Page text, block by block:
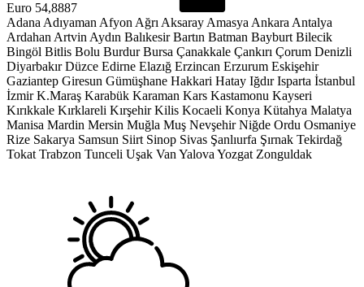
Euro 54,8887
Adana Adıyaman Afyon Ağrı Aksaray Amasya Ankara Antalya
Ardahan Artvin Aydın Balıkesir Bartın Batman Bayburt Bilecik
Bingöl Bitlis Bolu Burdur Bursa Çanakkale Çankırı Çorum Denizli
Diyarbakır Düzce Edirne Elazığ Erzincan Erzurum Eskişehir
Gaziantep Giresun Gümüşhane Hakkari Hatay Iğdır Isparta İstanbul
İzmir K.Maraş Karabük Karaman Kars Kastamonu Kayseri
Kırıkkale Kırklareli Kırşehir Kilis Kocaeli Konya Kütahya Malatya
Manisa Mardin Mersin Muğla Muş Nevşehir Niğde Ordu Osmaniye
Rize Sakarya Samsun Siirt Sinop Sivas Şanlıurfa Şırnak Tekirdağ
Tokat Trabzon Tunceli Uşak Van Yalova Yozgat Zonguldak